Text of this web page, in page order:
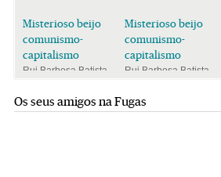
Misterioso beijo
comunismo-
capitalismo
Rui Barbosa Batista
Misterioso beijo
comunismo-
capitalismo
Rui Barbosa Batista
Os seus amigos na Fugas